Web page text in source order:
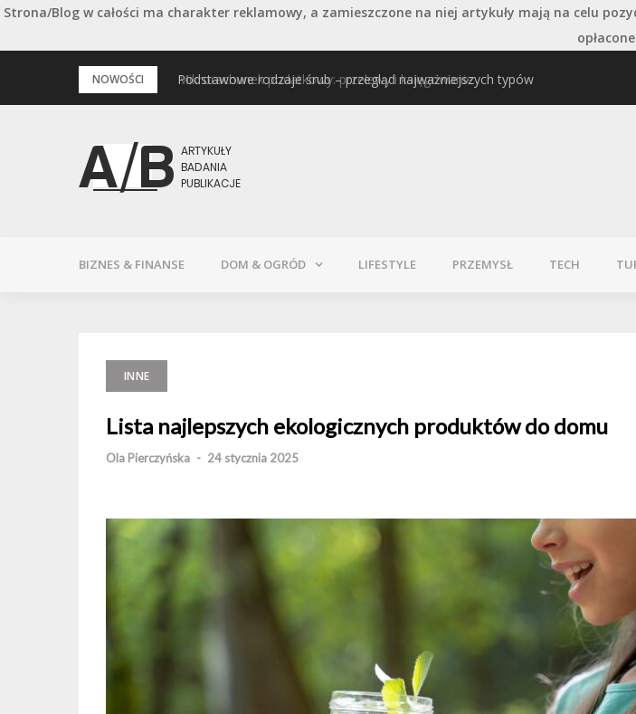
Strona/Blog w całości ma charakter reklamowy, a zamieszczone na niej artykuły mają na celu
NOWOŚCI Podstawowe rodzaje śrub – przegląd najważniejszych typów
BIZNES & FINANSE DOM & OGRÓD LIFESTYLE PRZEMYSŁ TECH
INNE
Lista najlepszych ekologicznych produktów do domu
Ola Pierczyńska - 24 stycznia 2025